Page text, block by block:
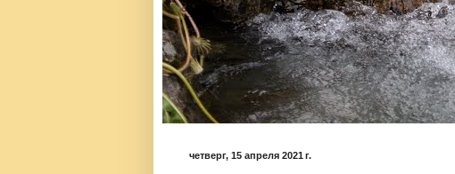
четверг, 15 апреля 2021 г.